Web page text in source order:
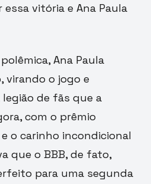
vitória e Ana Paula
Ana Paula
virando o jogo e
de fãs que a
com o prêmio
o carinho incondicional
que o BBB, de fato,
para uma segunda